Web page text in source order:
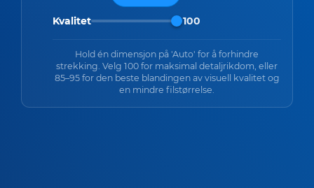
Kvalitet 100
Hold én dimensjon på 'Auto' for å forhindre
strekking. Velg 100 for maksimal detaljrikdom, eller
85–95 for den beste blandingen av visuell kvalitet og
en mindre filstørrelse.